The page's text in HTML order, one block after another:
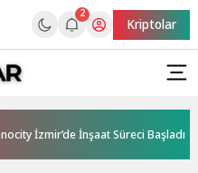
2
Kriptolar
İnşaat Süreci Başladı